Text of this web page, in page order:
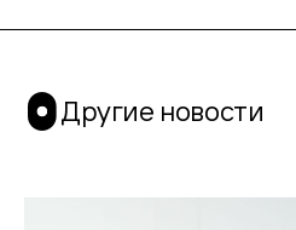
Другие новости